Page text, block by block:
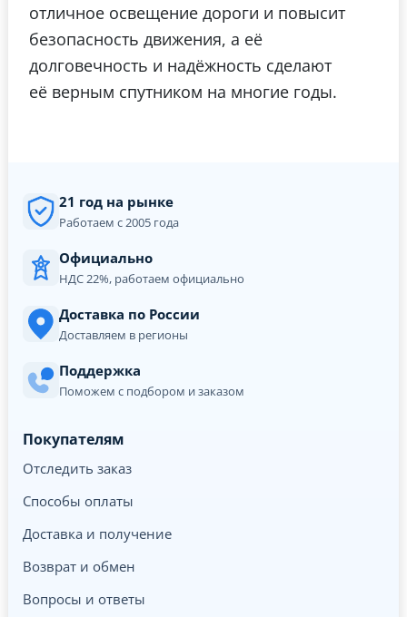
отличное освещение дороги и повысит
безопасность движения, а её
долговечность и надёжность сделают
её верным спутником на многие годы.
21 год на рынке
Работаем с 2005 года
Официально
НДС 22%, работаем официально
Доставка по России
Доставляем в регионы
Поддержка
Поможем с подбором и заказом
Покупателям
Отследить заказ
Способы оплаты
Доставка и получение
Возврат и обмен
Вопросы и ответы